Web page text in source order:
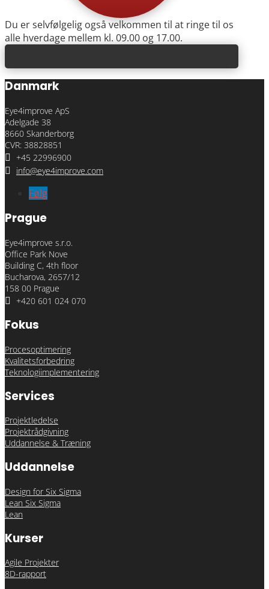
Du er selvfølgelig også velkommen til at ringe til os
alle hverdage mellem kl. 09.00 og 17.00.
Danmark
Eye4improve ApS
Adelgade 38
8660 Skanderborg
CVR: 38828851
 +45 22996900
 info@eye4improve.com
Følg
Prague
Eye4improve s.r.o.
Office Park Nove
Building C, 4th floor
Bucharova, 2657/12
158 00 Prague
 +420 601 024 070
Fokus
Procesoptimering
Kvalitetsforbedring
Teknologiimplementering
Services
Projektledelse
Projektrådgivning
Uddannelse & Træning
Uddannelse
Design for Six Sigma
Lean Six Sigma
Lean
Kurser
Agile Projekter
8D-rapport